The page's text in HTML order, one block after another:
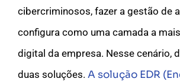
cibercriminosos, fazer a gestão de
configura como uma camada a
digital da empresa. Nesse cenário,
duas soluções. A solução EDR